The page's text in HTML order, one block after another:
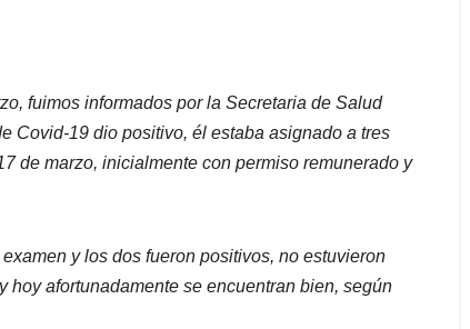
fuimos informados por la Secretaria de Salud
Covid-19 dio positivo, él estaba asignado a tres
de marzo, inicialmente con permiso remunerado y
y los dos fueron positivos, no estuvieron
afortunadamente se encuentran bien, según